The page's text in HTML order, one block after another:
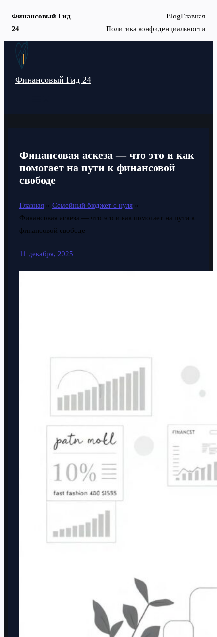
Финансовый Гид
24
BlogГлавная
Политика конфиденциальности
Перейти
Финансовый Гид 24
Финансовая аскеза — что это и как
помогает на пути к финансовой
свободе
Главная
Семейный бюджет с нуля
Финансовая аскеза — что это и как помогает на пути к
финансовой свободе
11 декабря, 2025